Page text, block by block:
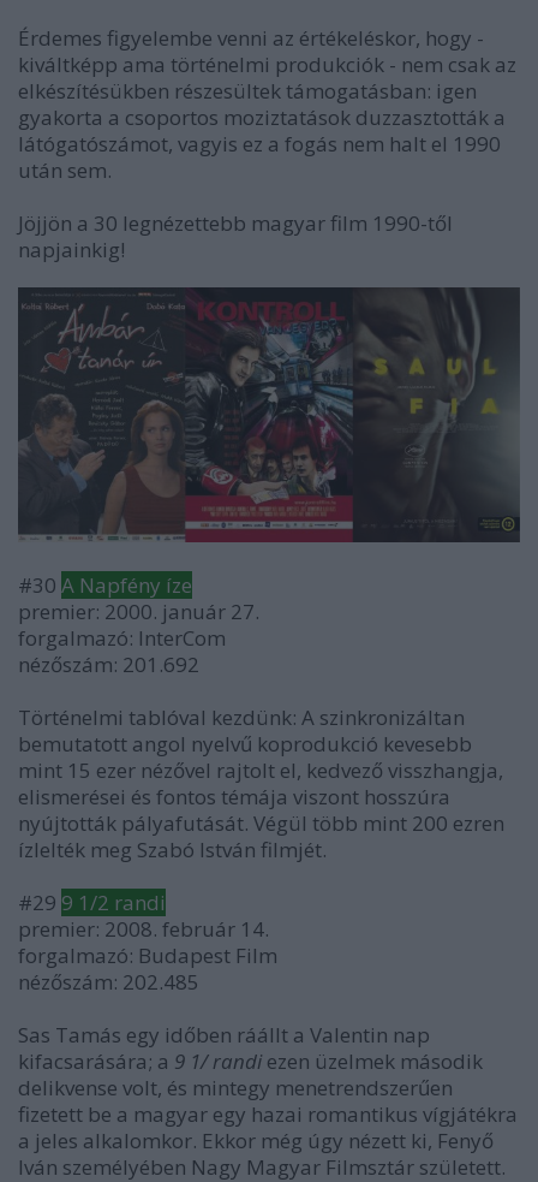
Érdemes figyelembe venni az értékeléskor, hogy -
kiváltképp ama történelmi produkciók - nem csak az
elkészítésükben részesültek támogatásban: igen
gyakorta a csoportos moziztatások duzzasztották a
látógatószámot, vagyis ez a fogás nem halt el 1990
után sem.
Jöjjön a 30 legnézettebb magyar film 1990-től
napjainkig!
#30 A Napfény íze
premier: 2000. január 27.
forgalmazó: InterCom
nézőszám: 201.692
Történelmi tablóval kezdünk: A szinkronizáltan
bemutatott angol nyelvű koprodukció kevesebb
mint 15 ezer nézővel rajtolt el, kedvező visszhangja,
elismerései és fontos témája viszont hosszúra
nyújtották pályafutását. Végül több mint 200 ezren
ízlelték meg Szabó István filmjét.
#29 9 1/2 randi
premier: 2008. február 14.
forgalmazó: Budapest Film
nézőszám: 202.485
Sas Tamás egy időben ráállt a Valentin nap
kifacsarására; a 9 1/ randi ezen üzelmek második
delikvense volt, és mintegy menetrendszerűen
fizetett be a magyar egy hazai romantikus vígjátékra
a jeles alkalomkor. Ekkor még úgy nézett ki, Fenyő
Iván személyében Nagy Magyar Filmsztár született.